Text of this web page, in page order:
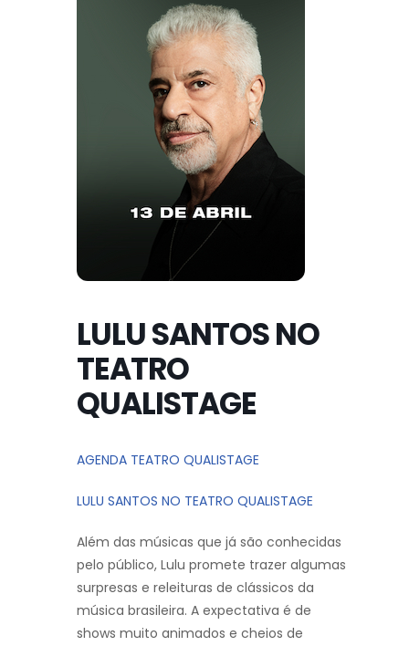
LULU SANTOS NO
TEATRO
QUALISTAGE
AGENDA TEATRO QUALISTAGE
LULU SANTOS NO TEATRO QUALISTAGE
Além das músicas que já são conhecidas
pelo público, Lulu promete trazer algumas
surpresas e releituras de clássicos da
música brasileira. A expectativa é de
shows muito animados e cheios de